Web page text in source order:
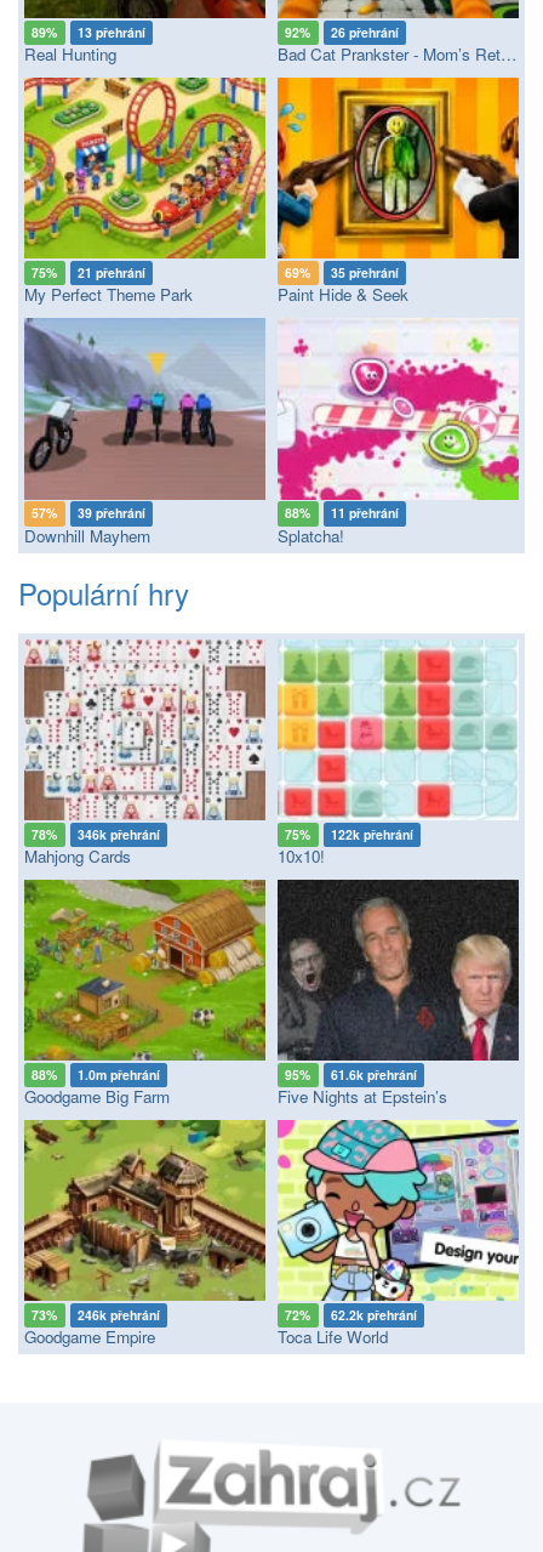
89% 13 přehrání
Real Hunting
92% 26 přehrání
Bad Cat Prankster - Mom’s Return
75% 21 přehrání
My Perfect Theme Park
69% 35 přehrání
Paint Hide & Seek
57% 39 přehrání
Downhill Mayhem
88% 11 přehrání
Splatcha!
Populární hry
78% 346k přehrání
Mahjong Cards
75% 122k přehrání
10x10!
88% 1.0m přehrání
Goodgame Big Farm
95% 61.6k přehrání
Five Nights at Epstein’s
73% 246k přehrání
Goodgame Empire
72% 62.2k přehrání
Toca Life World